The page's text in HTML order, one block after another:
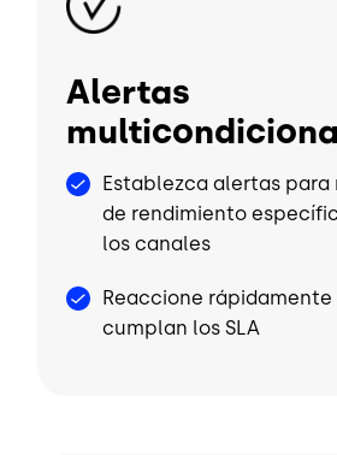
Alertas
Establezca alertas para
de rendimiento
los canales
Reaccione rápidamente
cumplan los SLA